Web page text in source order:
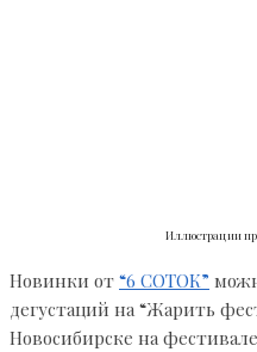
Иллюстрации
Новинки от “6 СОТОК”
дегустаций на “Жарить
Новосибирске на